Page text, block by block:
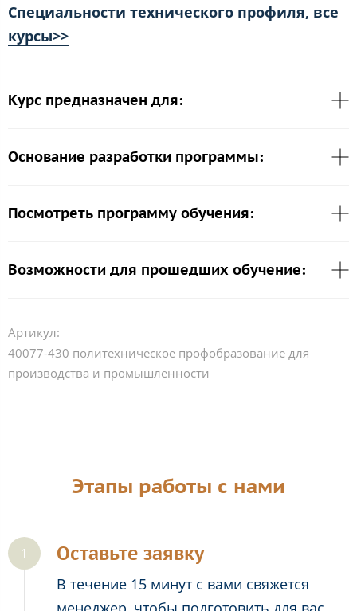
Специальности технического профиля, все
курсы>>
Курс предназначен для:
Основание разработки программы:
Посмотреть программу обучения:
Возможности для прошедших обучение:
Артикул:
40077-430 политехническое профобразование для
производства и промышленности
Этапы работы с нами
Оставьте заявку
В течение 15 минут с вами свяжется